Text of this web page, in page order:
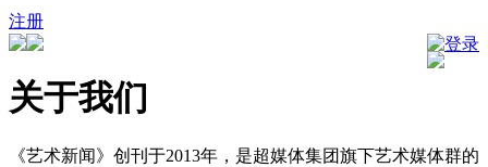
注册
登录
关于我们
《艺术新闻》创刊于2013年，是超媒体集团旗下艺术媒体群的